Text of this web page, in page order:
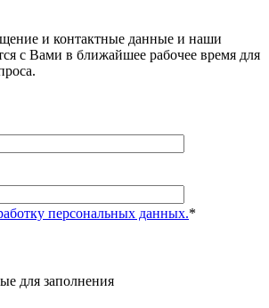
и контактные данные и наши
с Вами в ближайшее рабочее время для
персональных данных.*
для заполнения